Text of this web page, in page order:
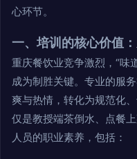
心环节。
一、培训的核心价值：
重庆餐饮业竞争激烈，“味
成为制胜关键。专业的服
爽与热情，转化为规范化
仅是教授端茶倒水、点餐
人员的职业素养，包括：